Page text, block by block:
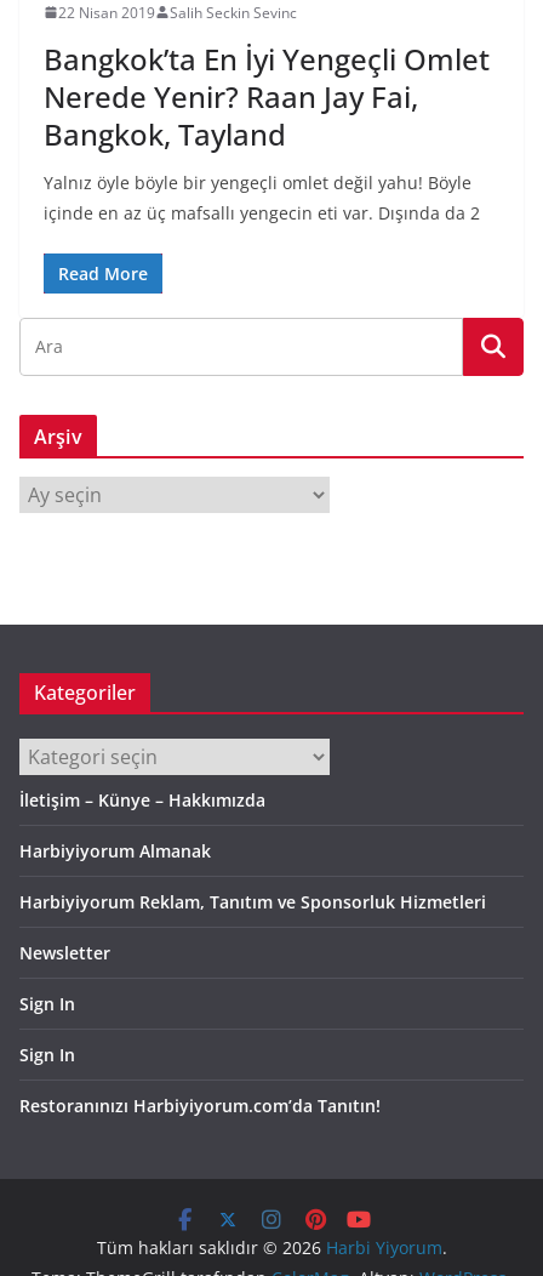
22 Nisan 2019 Salih Seckin Sevinc
Bangkok’ta En İyi Yengeçli Omlet
Nerede Yenir? Raan Jay Fai,
Bangkok, Tayland
Yalnız öyle böyle bir yengeçli omlet değil yahu! Böyle
içinde en az üç mafsallı yengecin eti var. Dışında da 2
Read More
Arşiv
r
Kategoriler
Kategoriler
İletişim – Künye – Hakkımızda
Harbiyiyorum Almanak
Harbiyiyorum Reklam, Tanıtım ve Sponsorluk Hizmetleri
Newsletter
Sign In
Sign In
Restoranınızı Harbiyiyorum.com’da Tanıtın!
Tüm hakları saklıdır © 2026 Harbi Yiyorum.